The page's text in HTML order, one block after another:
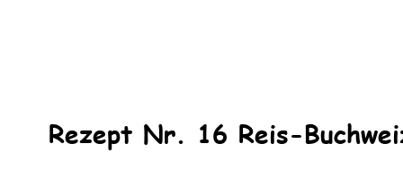
Rezept Nr. 16 Reis-